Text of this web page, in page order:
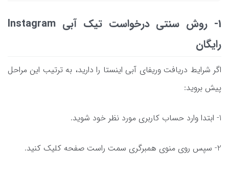
1- روش سنتی درخواست تیک آبی Instagram
رایگان
اگر شرایط دریافت وریفای آبی اینستا را دارید، به ترتیب این مراحل
پیش بروید:
1- ابتدا وارد حساب کاربری مورد نظر خود شوید.
2- سپس روی منوی همبرگری سمت راست صفحه کلیک کنید.